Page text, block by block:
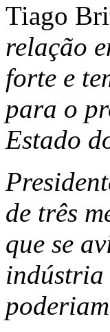
Tiago
relação
forte e
para o
Estado
de três
que se
indústria